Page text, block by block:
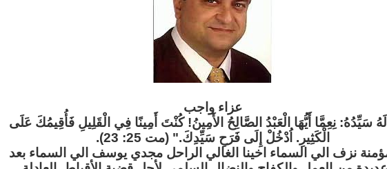
عزاء واجب
سَيِّدُهُ: نِعِمَّا أَيُّهَا الْعَبْدُ الصَّالِحُ الأَمِينُ! كُنْتَ أَمِينًا فِي الْقَلِيلِ فَأُقِيمُكَ عَلَى
الْكَثِيرِ. اُدْخُلْ إِلَى فَرَحِ سَيِّدِكَ." (مت 25: 23).
نزف الي السماء اخينا الغالي الراحل مجدي يوسف الي السماء بعد